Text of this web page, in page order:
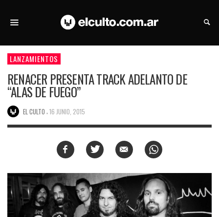
LANZAMIENTOS
RENACER PRESENTA TRACK ADELANTO DE
“ALAS DE FUEGO”
EL CULTO 16 JUNIO, 2015